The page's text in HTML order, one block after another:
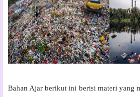
Bahan Ajar berikut ini berisi materi yang